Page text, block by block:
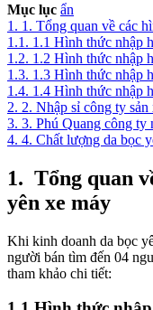
Mục lục ẩn
1. 1. Tổng quan về các
1.1. 1.1 Hình thức nhập
1.2. 1.2 Hình thức nhập
1.3. 1.3 Hình thức nhập
1.4. 1.4 Hình thức nhập
2. 2. Nhập sỉ công ty
3. 3. Phú Quang công ty
4. 4. Chất lượng da bọc
1. Tổng quan
yên xe máy
Khi kinh doanh da bọc
người bán tìm đến 04
tham khảo chi tiết: